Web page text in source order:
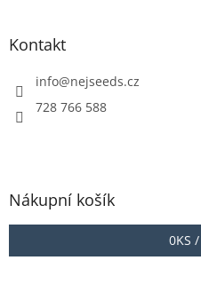
Kontakt
info@nejseeds.cz
728 766 588
Nákupní košík
0KS /